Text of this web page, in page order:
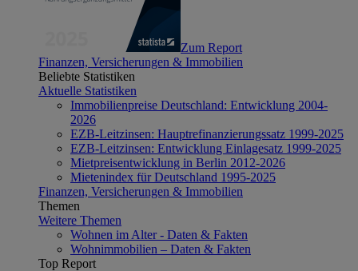
Zum Report
Finanzen, Versicherungen & Immobilien
Beliebte Statistiken
Aktuelle Statistiken
Immobilienpreise Deutschland: Entwicklung 2004-
2026
EZB-Leitzinsen: Hauptrefinanzierungssatz 1999-2025
EZB-Leitzinsen: Entwicklung Einlagesatz 1999-2025
Mietpreisentwicklung in Berlin 2012-2026
Mietenindex für Deutschland 1995-2025
Finanzen, Versicherungen & Immobilien
Themen
Weitere Themen
Wohnen im Alter - Daten & Fakten
Wohnimmobilien – Daten & Fakten
Top Report